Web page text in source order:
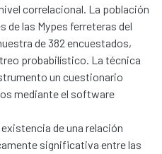
correlacional. La población
las Mypes ferreteras del
de 382 encuestados,
probabilístico. La técnica
un cuestionario
mediante el software
de una relación
significativa entre las